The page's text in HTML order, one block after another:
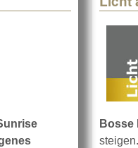
Bosse
steigen.